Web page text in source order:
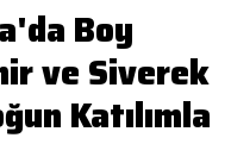
Boy
ve Siverek
Katılımla